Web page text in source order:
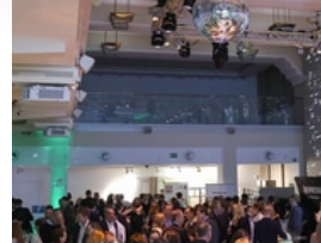
verarbeitet werden, und legen Sie
Abschnitt Einzelheitenfest.
Wir verwenden Cookies, um
personalisieren, Funktionen für
zu können und die Zugriffe auf
analysieren. Außerdem geben wir
Verwendung unserer Website an